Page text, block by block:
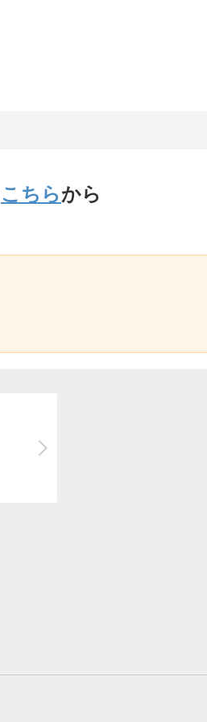
こちらから